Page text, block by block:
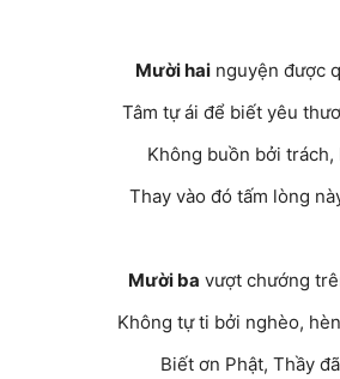
Mười hainguyện được
Tâm tự ái để biết yêu
Không buồn bởi trách,
Thay vào đó tấm lòng
Mười ba vượt chướng
Không tự ti bởi nghèo,
Biết ơn Phật, Thầy